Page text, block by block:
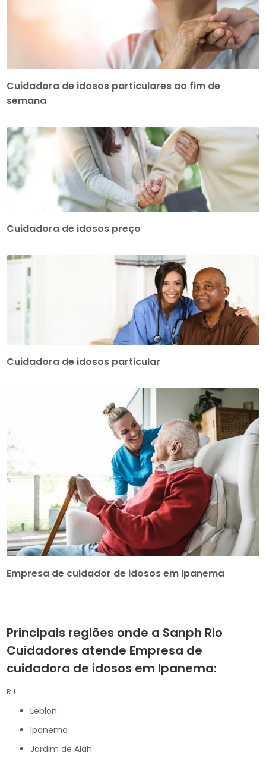
Cuidadora de idosos particulares ao fim de
semana
Cuidadora de idosos preço
Cuidadora de idosos particular
Empresa de cuidador de idosos em Ipanema
Principais regiões onde a Sanph Rio
Cuidadores atende Empresa de
cuidadora de idosos em Ipanema:
RJ
Leblon
Ipanema
Jardim de Alah